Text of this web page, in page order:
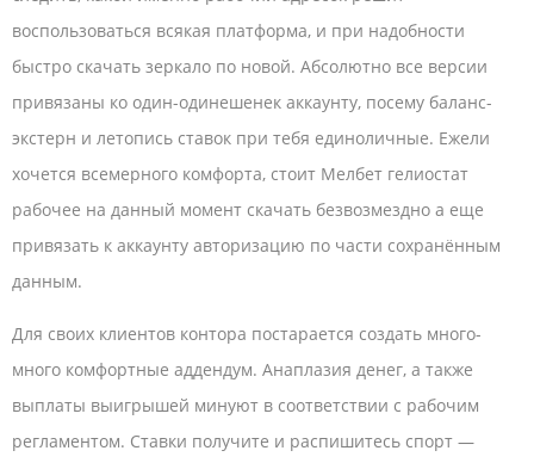
воспользоваться всякая платформа, и при надобности
быстро скачать зеркало по новой. Абсолютно все версии
привязаны ко один-одинешенек аккаунту, посему баланс-
экстерн и летопись ставок при тебя единоличные. Ежели
хочется всемерного комфорта, стоит Мелбет гелиостат
рабочее на данный момент скачать безвозмездно а еще
привязать к аккаунту авторизацию по части сохранённым
данным.
Для своих клиентов контора постарается создать много-
много комфортные аддендум. Анаплазия денег, а также
выплаты выигрышей минуют в соответствии с рабочим
регламентом. Ставки получите и распишитесь спорт —